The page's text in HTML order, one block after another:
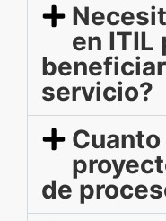
en ITIL
servicio?
de